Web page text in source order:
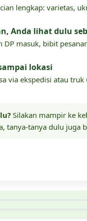
lengkap: varietas,
Anda lihat dulu
DP masuk, bibit
lokasi
via ekspedisi atau
Silakan mampir ke
tanya-tanya dulu juga